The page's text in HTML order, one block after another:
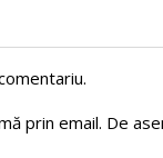
prin email. De